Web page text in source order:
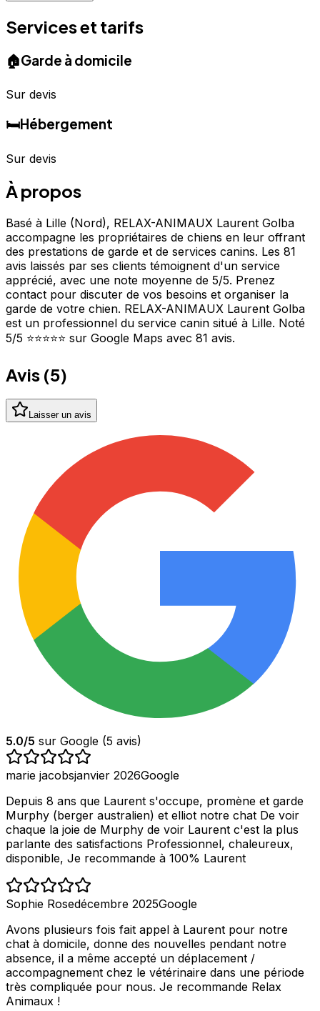
Services et tarifs
🏠Garde à domicile
Sur devis
🛏️Hébergement
Sur devis
À propos
Basé à Lille (Nord), RELAX-ANIMAUX Laurent Golba
accompagne les propriétaires de chiens en leur offrant
des prestations de garde et de services canins. Les 81
avis laissés par ses clients témoignent d'un service
apprécié, avec une note moyenne de 5/5. Prenez
contact pour discuter de vos besoins et organiser la
garde de votre chien. RELAX-ANIMAUX Laurent Golba
est un professionnel du service canin situé à Lille. Noté
5/5 ⭐⭐⭐⭐⭐ sur Google Maps avec 81 avis.
Avis (5)
Laisser un avis
5.0/5 sur Google (5 avis)
marie jacobsjanvier 2026Google
Depuis 8 ans que Laurent s'occupe, promène et garde
Murphy (berger australien) et elliot notre chat De voir
chaque la joie de Murphy de voir Laurent c'est la plus
parlante des satisfactions Professionnel, chaleureux,
disponible, Je recommande à 100% Laurent
Sophie Rosedécembre 2025Google
Avons plusieurs fois fait appel à Laurent pour notre
chat à domicile, donne des nouvelles pendant notre
absence, il a même accepté un déplacement /
accompagnement chez le vétérinaire dans une période
très compliquée pour nous. Je recommande Relax
Animaux !